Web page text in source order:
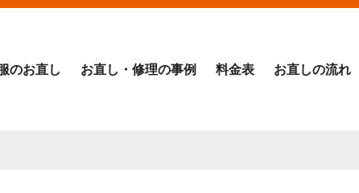
のお直し お直し・修理の事例 料金表 お直しの流れ